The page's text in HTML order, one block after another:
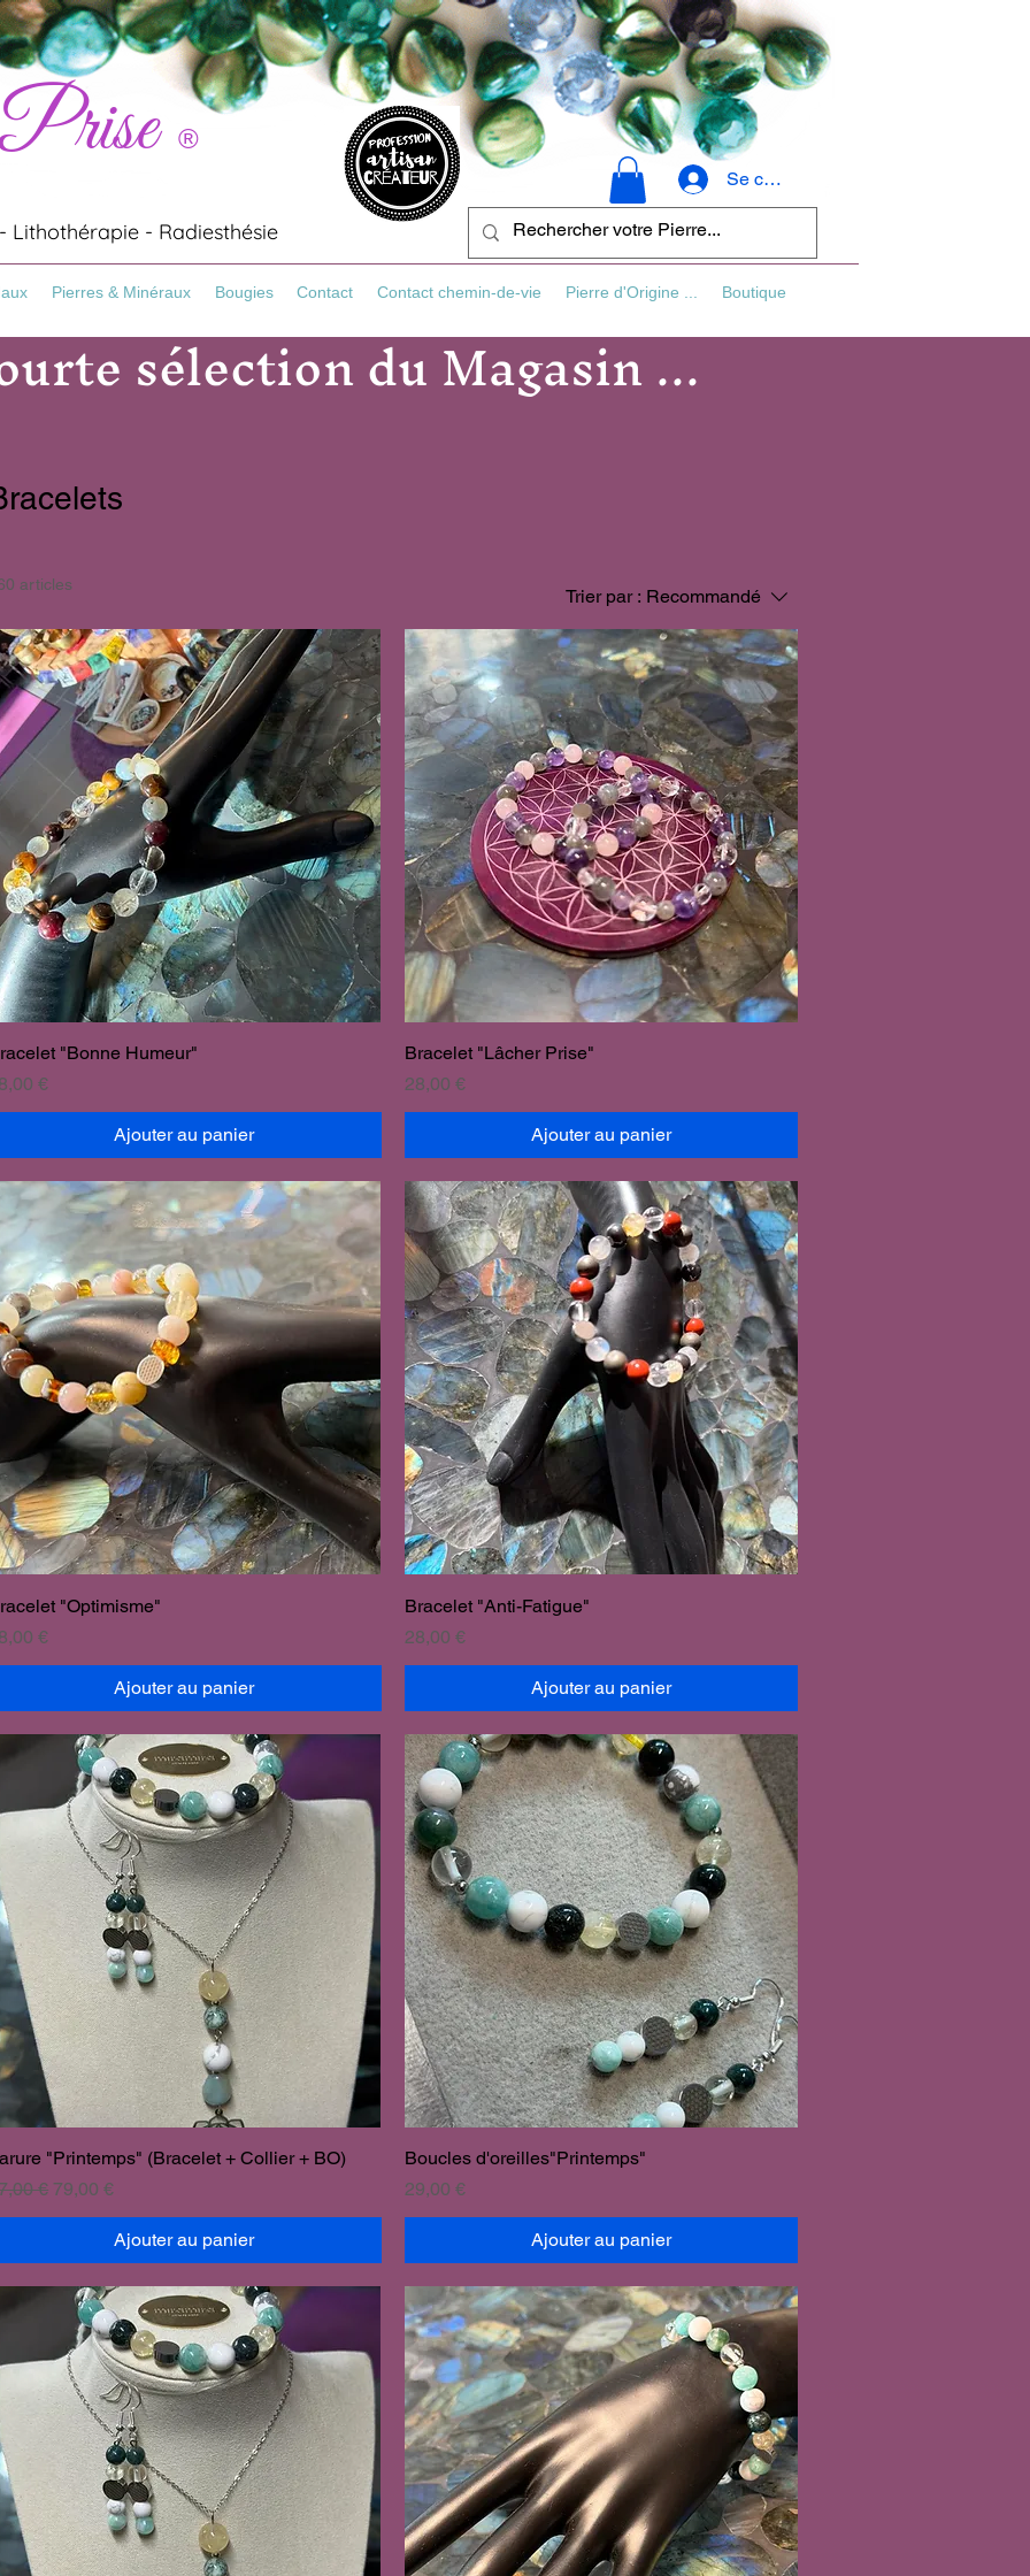
®
Se connecter
Lithothérapie - Radiesthésie
Pierres & Minéraux Bougies Contact Contact chemin-de-vie Pierre d'Origine ... Boutique
sélection du Magasin ...
articles
Trier par : Recommandé
"Bonne Humeur"
€
Ajouter au panier
Bracelet "Lâcher Prise"
Prix
28,00 €
Ajouter au panier
"Optimisme"
€
Ajouter au panier
Bracelet "Anti-Fatigue"
Prix
28,00 €
Ajouter au panier
"Printemps" (Bracelet + Collier + BO)
original
€ Prix promotionnel
79,00 €
Ajouter au panier
Boucles d'oreilles"Printemps"
Prix
29,00 €
Ajouter au panier